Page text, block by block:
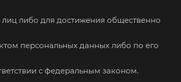
либо для достижения общественно
персональных данных либо по его
с федеральным законом.